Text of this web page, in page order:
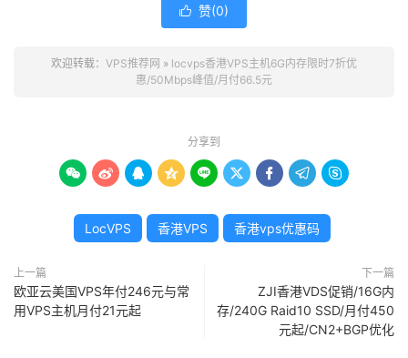
 赞(0)
欢迎转载： VPS推荐网 » locvps香港VPS主机6G内存限时7折优
惠/50Mbps峰值/月付66.5元
分享到
        
LocVPS 香港VPS 香港vps优惠码
上一篇
欧亚云美国VPS年付246元与常
用VPS主机月付21元起
下一篇
ZJI香港VDS促销/16G内
存/240G Raid10 SSD/月付450
元起/CN2+BGP优化